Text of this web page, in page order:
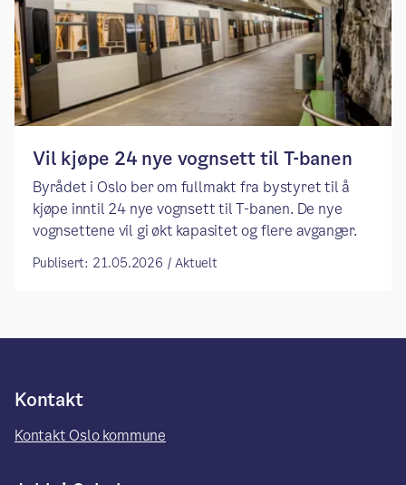
Vil kjøpe 24 nye vognsett til T-banen
Byrådet i Oslo ber om fullmakt fra bystyret til å
kjøpe inntil 24 nye vognsett til T-banen. De nye
vognsettene vil gi økt kapasitet og flere avganger.
Publisert: 21.05.2026 / Aktuelt
Kontakt
Kontakt Oslo kommune